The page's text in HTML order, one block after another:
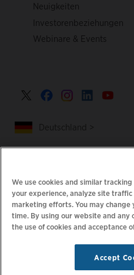
Neuigkeiten
Investorenbeziehungen
Webinare & Events
Deutschland >
Datenschutzrichtlinie |
Rechtliches | Abrechnung zur
Verhaltenskodex für Lieferanten
Impressum
Bleiben Sie auf dem
E-Mail-
We use cookies and similar
your experience, analyze site
marketing efforts. You may
time. By using our website and any
the use of cookies and acceptance
Accept